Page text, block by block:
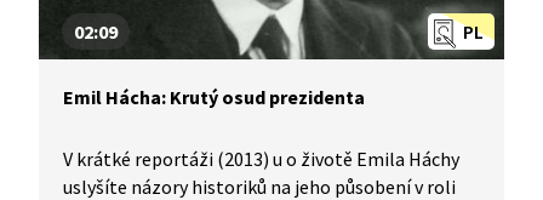
PL
02:09
Emil Hácha: Krutý osud prezidenta
V krátké reportáži (2013) u o životě Emila Háchy
uslyšíte názory historiků na jeho působení v roli